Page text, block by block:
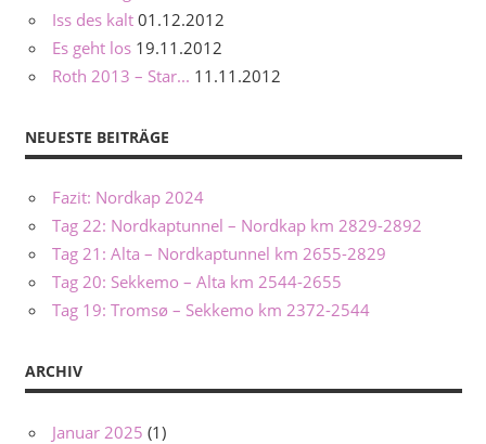
Iss des kalt 01.12.2012
Es geht los 19.11.2012
Roth 2013 – Star... 11.11.2012
NEUESTE BEITRÄGE
Fazit: Nordkap 2024
Tag 22: Nordkaptunnel – Nordkap km 2829-2892
Tag 21: Alta – Nordkaptunnel km 2655-2829
Tag 20: Sekkemo – Alta km 2544-2655
Tag 19: Tromsø – Sekkemo km 2372-2544
ARCHIV
Januar 2025 (1)